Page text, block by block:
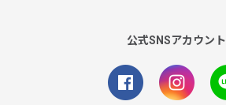
公式SNSアカウント